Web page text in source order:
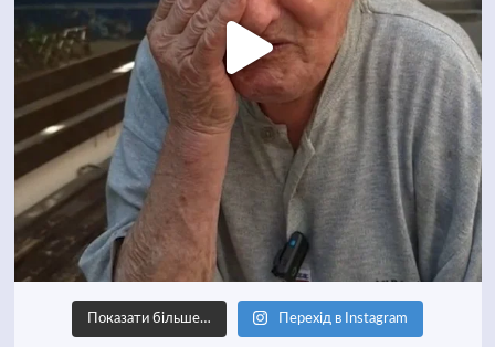
Показати більше… Перехід в Instagram